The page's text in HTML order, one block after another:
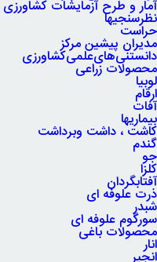
آمار و طرح آزمایشات کشاورزی
نظرسنجیها
حراست
مدیران پیشین مرکز
دانستنی‌های‌علمی‌کشاورزی
محصولات زراعی
لوبیا
ارقام
آفات
بیماریها
کاشت ، داشت وبرداشت
گندم
جو
کلزا
آفتابگردان
ذرت علوفه ای
شبدر
سورگوم علوفه ای
محصولات باغی
انار
انجیر